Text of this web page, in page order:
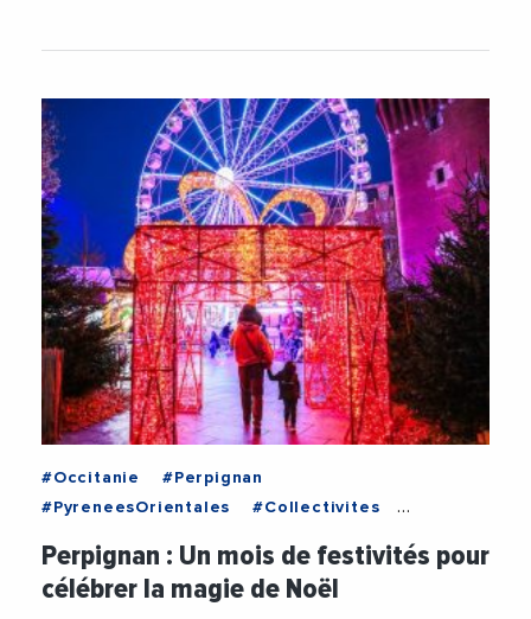
#Occitanie
#Perpignan
#PyreneesOrientales
#Collectivites
#Tourisme
#VilleDePerpignan
Perpignan : Un mois de festivités pour
célébrer la magie de Noël